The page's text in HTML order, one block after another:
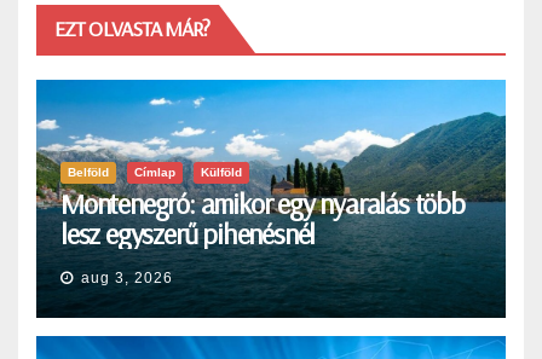
EZT OLVASTA MÁR?
Belföld Címlap Külföld
Montenegró: amikor egy nyaralás több
lesz egyszerű pihenésnél
aug 3, 2026